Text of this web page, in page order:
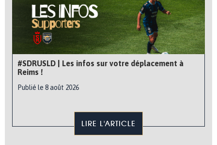
#SDRUSLD | Les infos sur votre déplacement à
Reims !
Publié le 8 août 2026
LIRE L'ARTICLE